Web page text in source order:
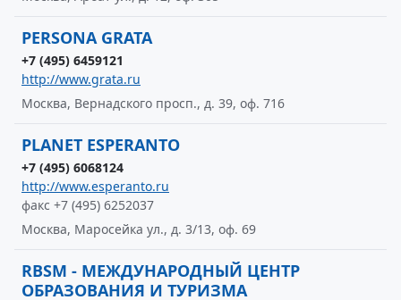
PERSONA GRATA
+7 (495) 6459121
http://www.grata.ru
Москва, Вернадского просп., д. 39, оф. 716
PLANET ESPERANTO
+7 (495) 6068124
http://www.esperanto.ru
факс +7 (495) 6252037
Москва, Маросейка ул., д. 3/13, оф. 69
RBSM - МЕЖДУНАРОДНЫЙ ЦЕНТР
ОБРАЗОВАНИЯ И ТУРИЗМА